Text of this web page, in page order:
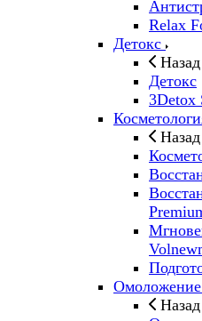
Relax
Детокс
Назад
Детокс
3Detox
Назад
Омоложение
Назад